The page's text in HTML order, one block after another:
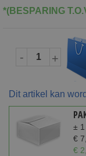
*(BESPARING
- +
Dit artikel kan
±
€
€